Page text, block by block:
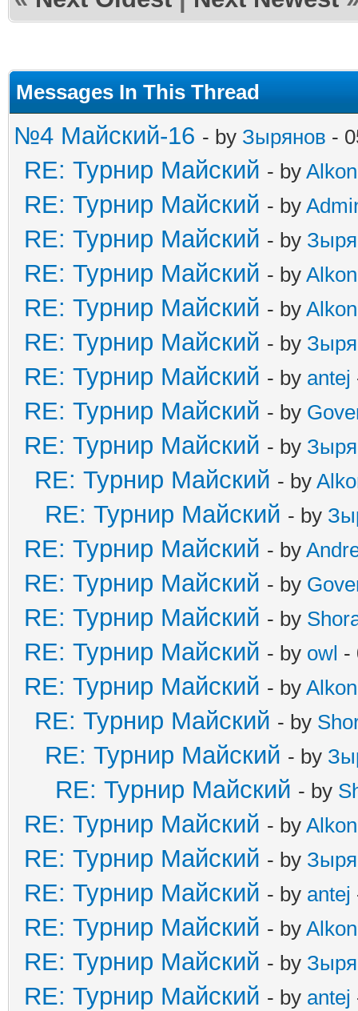
Messages In This Thread
№4 Майский-16 - by Зырянов -
RE: Турнир Майский - by
RE: Турнир Майский - by
RE: Турнир Майский - by
RE: Турнир Майский - by
RE: Турнир Майский - by
RE: Турнир Майский - by
RE: Турнир Майский - by antej
RE: Турнир Майский - by
RE: Турнир Майский - by
RE: Турнир Майский - by
RE: Турнир Майский - by
RE: Турнир Майский - by
RE: Турнир Майский - by
RE: Турнир Майский - by
RE: Турнир Майский - by owl -
RE: Турнир Майский - by
RE: Турнир Майский - by
RE: Турнир Майский - by
RE: Турнир Майский - by
RE: Турнир Майский - by
RE: Турнир Майский - by
RE: Турнир Майский - by antej
RE: Турнир Майский - by
RE: Турнир Майский - by
RE: Турнир Майский - by antej